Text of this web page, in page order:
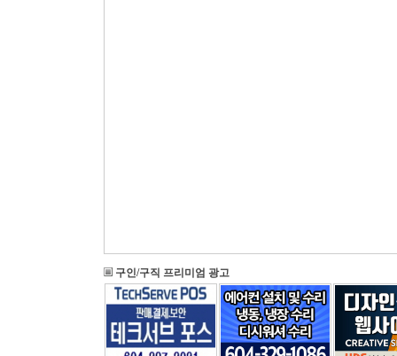
구인/구직 프리미엄 광고